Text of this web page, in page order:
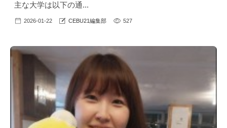
主な大学は以下の通...
2026-01-22 CEBU21編集部 527